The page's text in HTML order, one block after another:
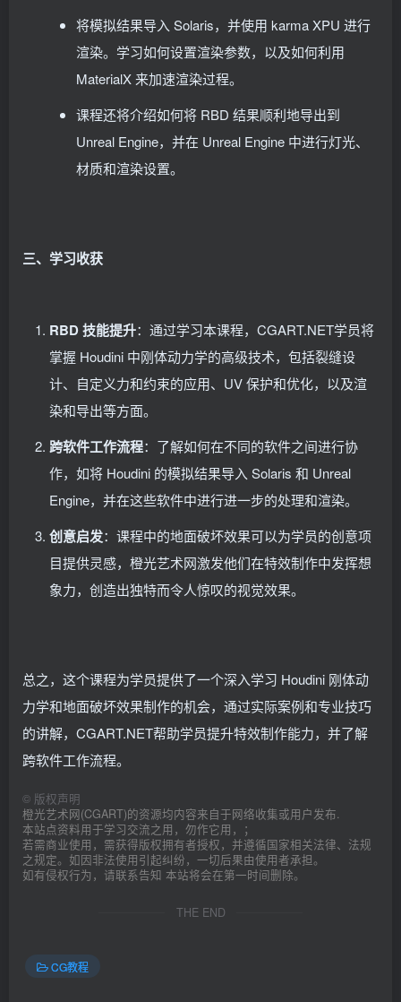
将模拟结果导入 Solaris，并使用 karma XPU 进行
渲染。学习如何设置渲染参数，以及如何利用
MaterialX 来加速渲染过程。
课程还将介绍如何将 RBD 结果顺利地导出到
Unreal Engine，并在 Unreal Engine 中进行灯光、
材质和渲染设置。
三、学习收获
RBD 技能提升：通过学习本课程，CGART.NET学员将
掌握 Houdini 中刚体动力学的高级技术，包括裂缝设
计、自定义力和约束的应用、UV 保护和优化，以及渲
染和导出等方面。
跨软件工作流程：了解如何在不同的软件之间进行协
作，如将 Houdini 的模拟结果导入 Solaris 和 Unreal
Engine，并在这些软件中进行进一步的处理和渲染。
创意启发：课程中的地面破坏效果可以为学员的创意项
目提供灵感，橙光艺术网激发他们在特效制作中发挥想
象力，创造出独特而令人惊叹的视觉效果。
总之，这个课程为学员提供了一个深入学习 Houdini 刚体动
力学和地面破坏效果制作的机会，通过实际案例和专业技巧
的讲解，CGART.NET帮助学员提升特效制作能力，并了解
跨软件工作流程。
© 版权声明
橙光艺术网(CGART)的资源均内容来自于网络收集或用户发布.
本站点资料用于学习交流之用，勿作它用，；
若需商业使用，需获得版权拥有者授权，并遵循国家相关法律、法规
之规定。如因非法使用引起纠纷，一切后果由使用者承担。
如有侵权行为，请联系告知 本站将会在第一时间删除。
THE END
CG教程